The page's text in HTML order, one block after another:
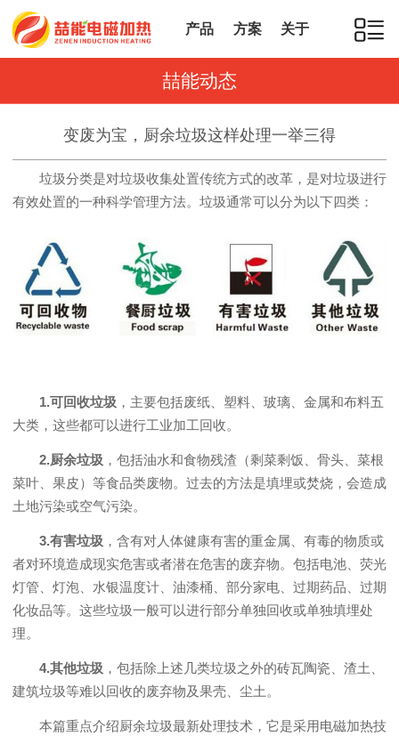
产品 方案 关于
喆能动态
变废为宝，厨余垃圾这样处理一举三得
垃圾分类是对垃圾收集处置传统方式的改革，是对垃圾进行
有效处置的一种科学管理方法。垃圾通常可以分为以下四类：
1.可回收垃圾 ，主要包括废纸、塑料、玻璃、金属和布料五
大类，这些都可以进行工业加工回收。
2.厨余垃圾 ，包括油水和食物残渣（剩菜剩饭、骨头、菜根
菜叶、果皮）等食品类废物。过去的方法是填埋或焚烧，会造成
土地污染或空气污染。
3.有害垃圾 ，含有对人体健康有害的重金属、有毒的物质或
者对环境造成现实危害或者潜在危害的废弃物。包括电池、荧光
灯管、灯泡、水银温度计、油漆桶、部分家电、过期药品、过期
化妆品等。这些垃圾一般可以进行部分单独回收或单独填埋处
理。
4.其他垃圾 ，包括除上述几类垃圾之外的砖瓦陶瓷、渣土、
建筑垃圾等难以回收的废弃物及果壳、尘土。
本篇重点介绍厨余垃圾最新处理技术，它是采用电磁加热技